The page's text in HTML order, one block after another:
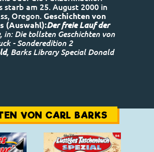
starb am 25. August 2000 in
Oregon. Geschichten von
(Auswahl):Der freie Lauf der
, in: Die tollsten Geschichten von
- Sonderedition 2
, Barks Library Special Donald
VON CARL BARKS